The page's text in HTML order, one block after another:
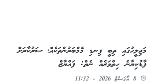
މަޖިލީހުގައި ތިބީ ފިނޑި މެމްބަރުންތަކެއް؛ ސަރުކާރަށް
ފާޑުކިޔާނެ ހިތްވަރެއް ނެތް: ފައްޔާޒް
8 އޯގަސްޓު 2026 - 11:32